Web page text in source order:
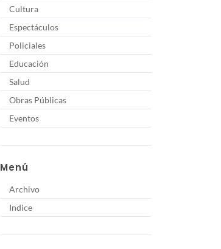
Cultura
Espectáculos
Policiales
Educación
Salud
Obras Públicas
Eventos
Menú
Archivo
Indice